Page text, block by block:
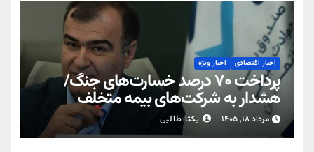
اخبار اقتصادی اخبار ویژه
پرداخت ۷۰ درصد خسارت‌های جنگ/
هشدار به شرکت‌های بیمه متخلف
مرداد ۱۸, ۱۴۰۵ یکتا طالبی